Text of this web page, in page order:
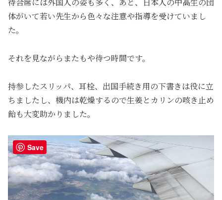
待合席には外国人の姿も多く、あと、日本人の中高生の団
体がいて若い先生から色々な注意や指導を受けていまし
た。
それを見ながらまたもや待つ時間です。
持参したスリッパ、耳栓、出国手続き用の下書きは役に立
ちましたし、機内は乾燥するので生姜とカリンの咳き止め
飴も大変助かりました。
Save